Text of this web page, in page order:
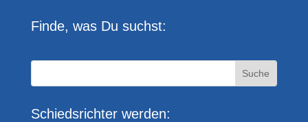
Finde, was Du suchst:
Schiedsrichter werden: